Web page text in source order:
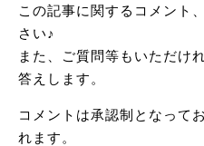
この記事に関するコメント
さい♪
また、ご質問等もいただけ
答えします。
コメントは承認制となって
れます。